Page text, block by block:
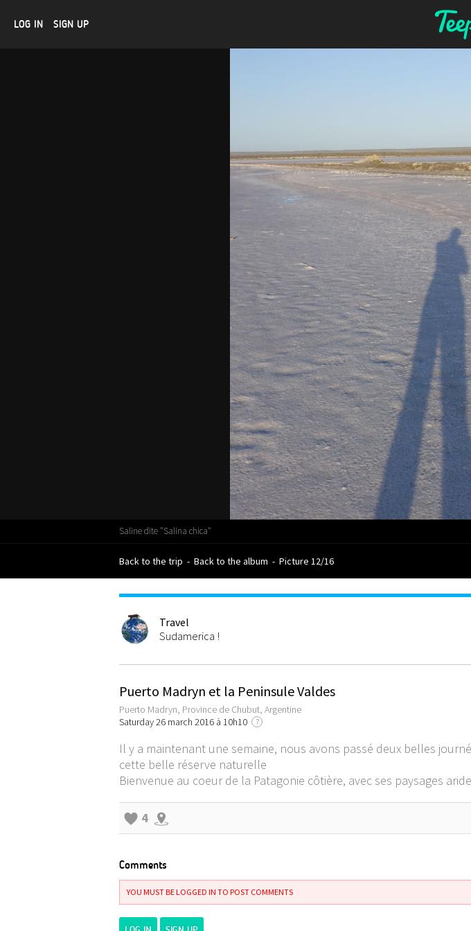
LOG IN SIGN UP
Saline dite "Salina chica"
Back to the trip - Back to the album - Picture 12/16
Travel
Sudamerica !
Puerto Madryn et la Peninsule Valdes
Puerto Madryn, Province de Chubut, Argentine
Saturday 26 march 2016 à 10h10
?
Il y a maintenant une semaine, nous avons passé deux belles
cette belle réserve naturelle
Bienvenue au coeur de la Patagonie côtière, avec ses paysages
4
Comments
YOU MUST BE LOGGED IN TO POST COMMENTS